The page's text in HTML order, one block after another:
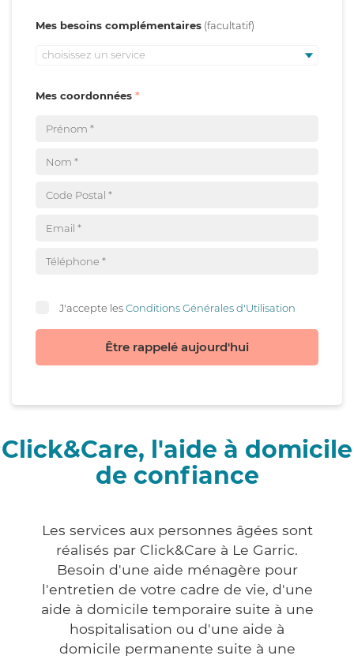
Mes besoins complémentaires
choisissez un service
Mes coordonnées
J'accepte lesConditions Générales d'Utilisation
Être rappelé aujourd'hui
Click&Care, l'aide à domicile
de confiance
Les services aux personnes âgées sont
réalisés par Click&Care à Le Garric.
Besoin d'une aide ménagère pour
l'entretien de votre cadre de vie, d'une
aide à domicile temporaire suite à une
hospitalisation ou d'une aide à
domicile permanente suite à une